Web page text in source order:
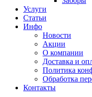
Услуги
Статьи
Инфо
Новости
Акции
О компании
Доставка и
Политика
Обработка
Контакты